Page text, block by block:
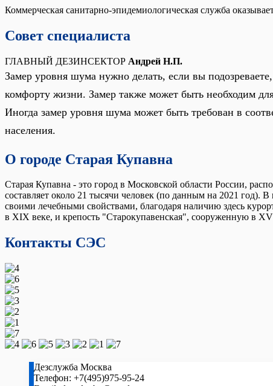
Коммерческая санитарно-эпидемиологическая служба
Совет специалиста
ГЛАВНЫЙ ДЕЗИНСЕКТОР Андрей Н.П.
Замер уровня шума нужно делать, если вы
комфорту жизни. Замер также может быть необходим
Иногда замер уровня шума может быть требован в
населения.
О городе Старая Купавна
Старая Купавна - это город в Московской области России,
составляет около 21 тысячи человек (по данным на 2021 год).
своими лечебными свойствами, благодаря наличию здесь
в XIX веке, и крепость "Старокупавенская", сооруженную в
Контакты СЭС
Дезслужба Москва
Телефон: +7(495)975-95-24